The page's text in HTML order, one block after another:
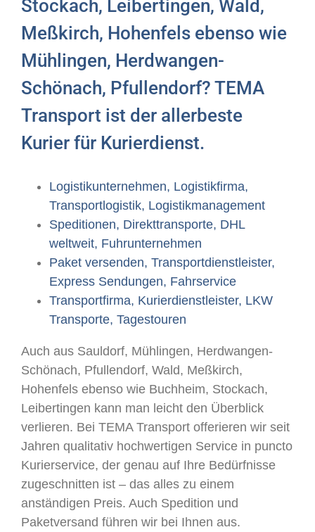
Stockach, Leibertingen, Wald,
Meßkirch, Hohenfels ebenso wie
Mühlingen, Herdwangen-
Schönach, Pfullendorf? TEMA
Transport ist der allerbeste
Kurier für Kurierdienst.
Logistikunternehmen, Logistikfirma,
Transportlogistik, Logistikmanagement
Speditionen, Direkttransporte, DHL
weltweit, Fuhrunternehmen
Paket versenden, Transportdienstleister,
Express Sendungen, Fahrservice
Transportfirma, Kurierdienstleister, LKW
Transporte, Tagestouren
Auch aus Sauldorf, Mühlingen, Herdwangen-
Schönach, Pfullendorf, Wald, Meßkirch,
Hohenfels ebenso wie Buchheim, Stockach,
Leibertingen kann man leicht den Überblick
verlieren. Bei TEMA Transport offerieren wir seit
Jahren qualitativ hochwertigen Service in puncto
Kurierservice, der genau auf Ihre Bedürfnisse
zugeschnitten ist – das alles zu einem
anständigen Preis. Auch Spedition und
Paketversand führen wir bei Ihnen aus.